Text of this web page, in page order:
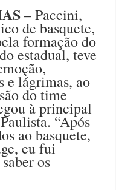
– Paccini,
de basquete,
formação do
estadual, teve
e lágrimas, ao
do time
à principal
“Após
ao basquete,
eu fui
os